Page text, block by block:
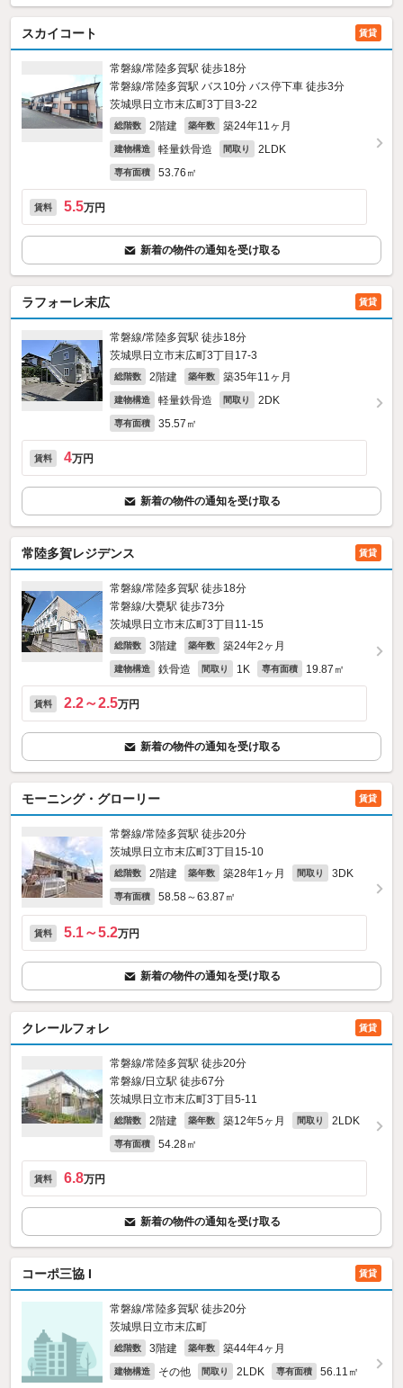
スカイコート 賃貸
常磐線/常陸多賀駅 徒歩18分
常磐線/常陸多賀駅 バス10分 バス停下車 徒歩3分
茨城県日立市末広町3丁目3-22
総階数 2階建 築年数 築24年11ヶ月
建物構造 軽量鉄骨造 間取り 2LDK
専有面積 53.76㎡
賃料 5.5万円
新着の物件の通知を受け取る
ラフォーレ末広 賃貸
常磐線/常陸多賀駅 徒歩18分
茨城県日立市末広町3丁目17-3
総階数 2階建 築年数 築35年11ヶ月
建物構造 軽量鉄骨造 間取り 2DK
専有面積 35.57㎡
賃料 4万円
新着の物件の通知を受け取る
常陸多賀レジデンス 賃貸
常磐線/常陸多賀駅 徒歩18分
常磐線/大甕駅 徒歩73分
茨城県日立市末広町3丁目11-15
総階数 3階建 築年数 築24年2ヶ月
建物構造 鉄骨造 間取り 1K 専有面積 19.87㎡
賃料 2.2～2.5万円
新着の物件の通知を受け取る
モーニング・グローリー 賃貸
常磐線/常陸多賀駅 徒歩20分
茨城県日立市末広町3丁目15-10
総階数 2階建 築年数 築28年1ヶ月 間取り 3DK
専有面積 58.58～63.87㎡
賃料 5.1～5.2万円
新着の物件の通知を受け取る
クレールフォレ 賃貸
常磐線/常陸多賀駅 徒歩20分
常磐線/日立駅 徒歩67分
茨城県日立市末広町3丁目5-11
総階数 2階建 築年数 築12年5ヶ月 間取り 2LDK
専有面積 54.28㎡
賃料 6.8万円
新着の物件の通知を受け取る
コーポ三協 I 賃貸
常磐線/常陸多賀駅 徒歩20分
茨城県日立市末広町
総階数 3階建 築年数 築44年4ヶ月
建物構造 その他 間取り 2LDK 専有面積 56.11㎡